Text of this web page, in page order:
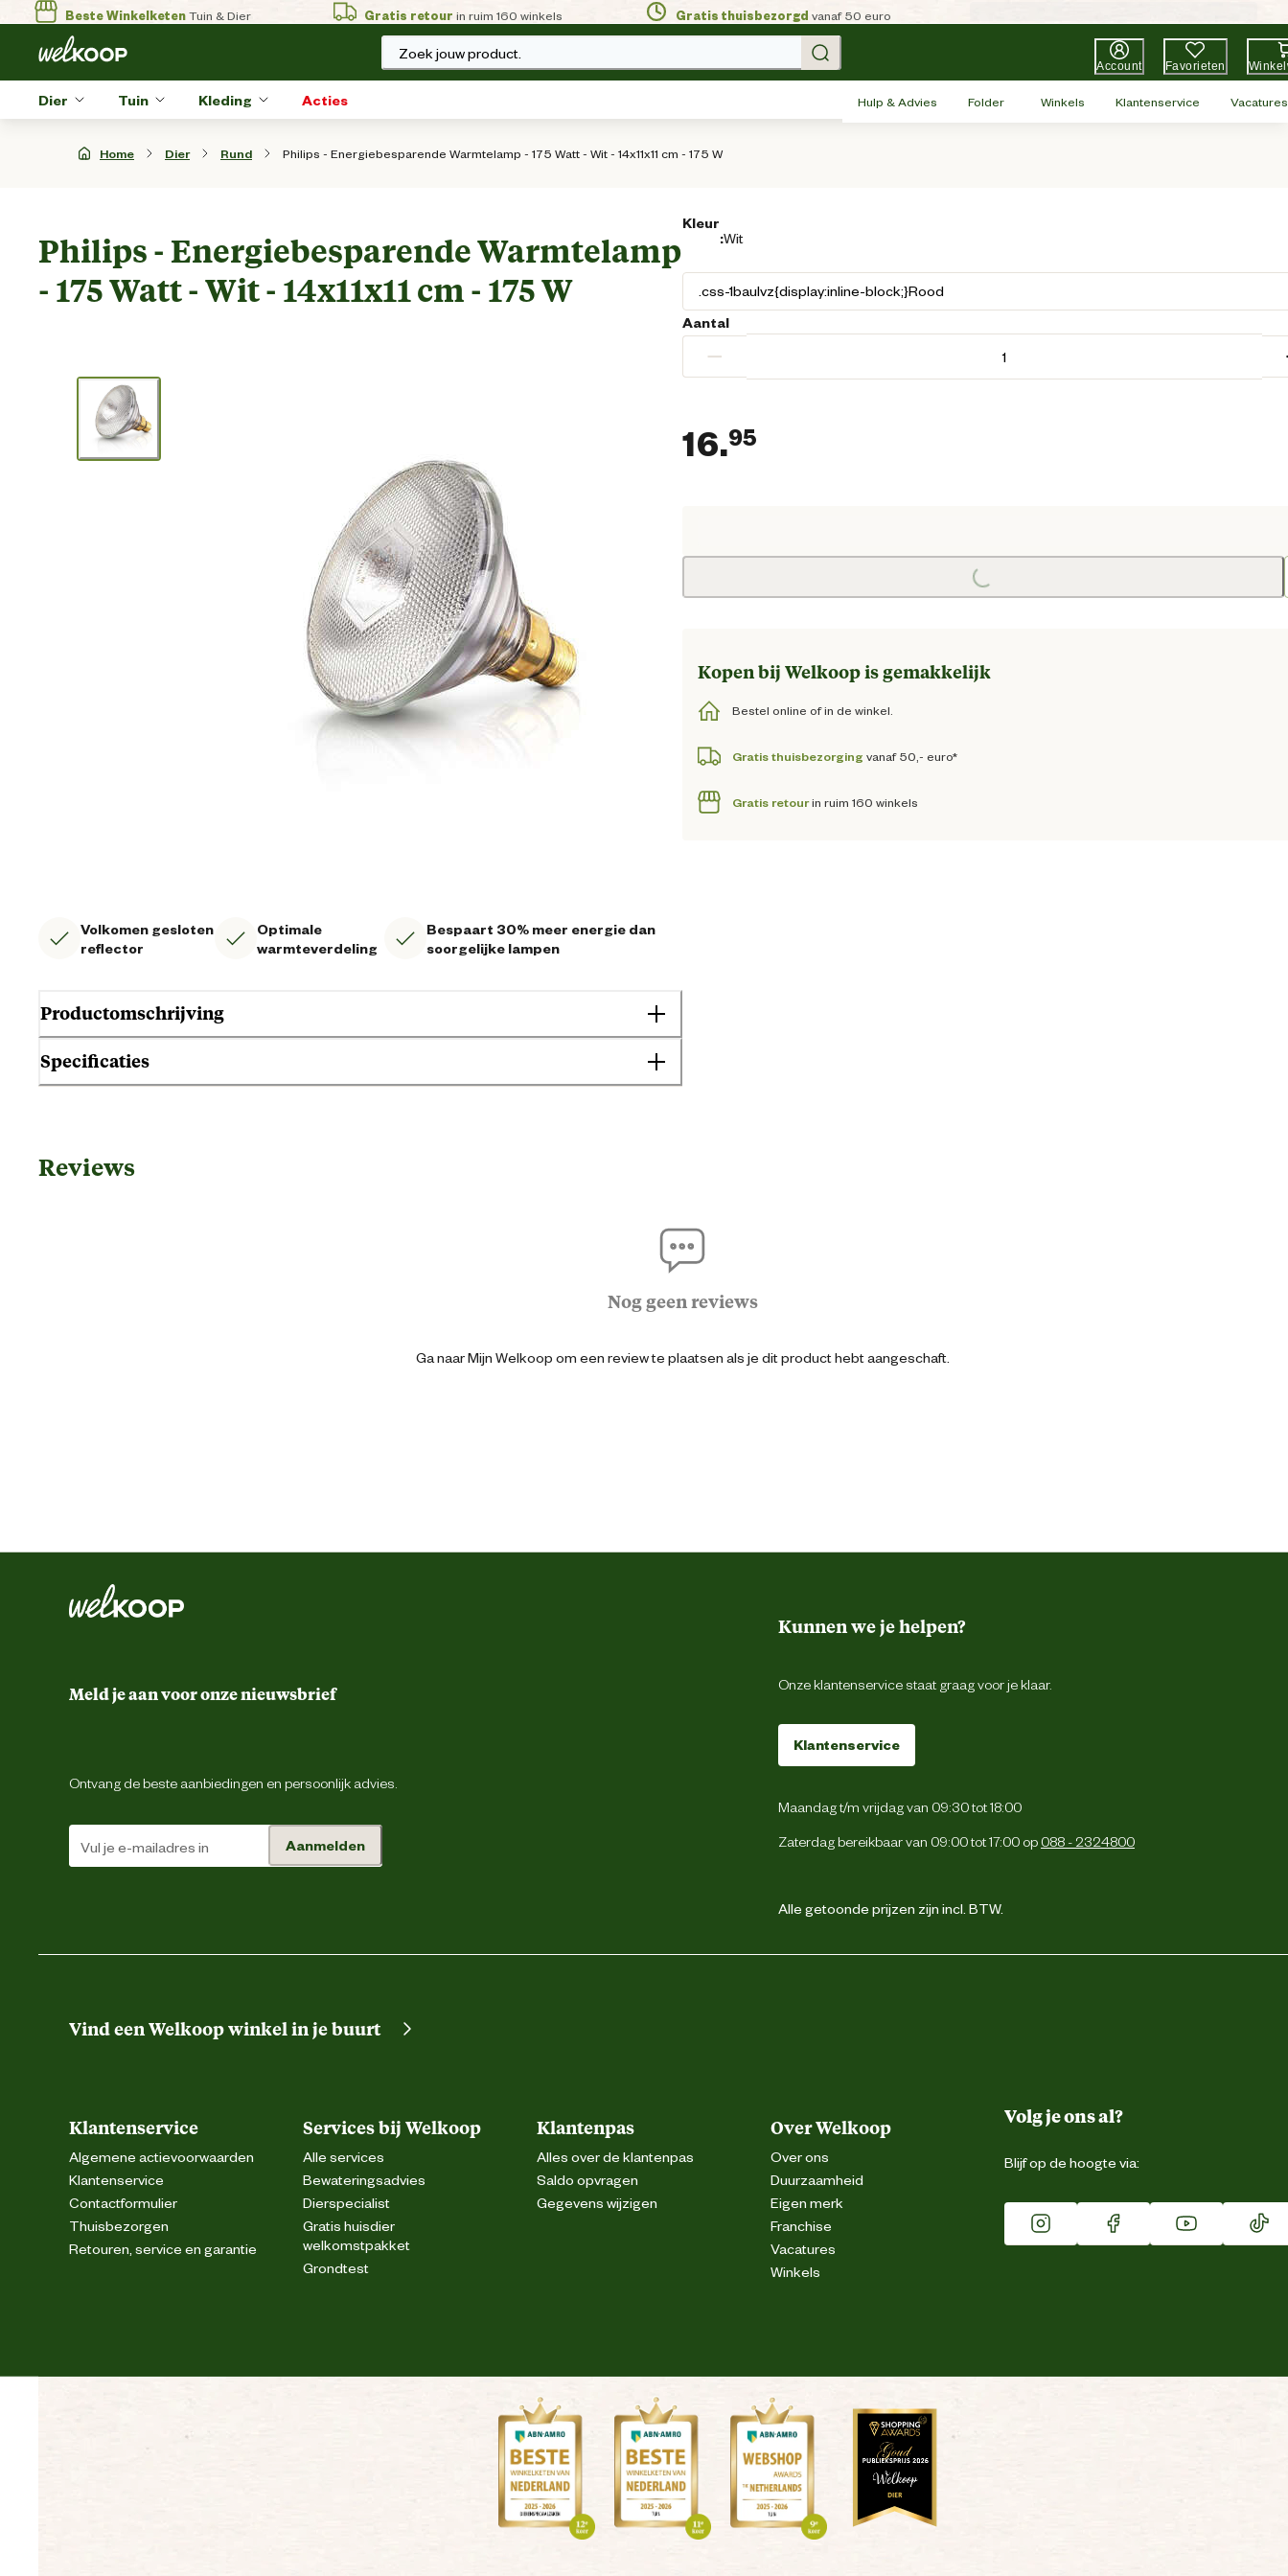
Beste WinkelketenTuin & Dier Gratis retour in ruim 160 winkels Gratis thuisbezorgd vanaf 50 euro
Zoek jouw product.
Account Favorieten
Dier Tuin Kleding Acties Hulp & Advies Folder Winkels Klantenservice Vacatures
Home Dier Rund Philips - Energiebesparende Warmtelamp - 175 Watt - Wit - 14x11x11 cm - 175 W
Philips - Energiebesparende Warmtelamp
- 175 Watt - Wit - 14x11x11 cm - 175 W
Volkomen gesloten
reflector
Optimale
warmteverdeling
Bespaart 30% meer energie dan
soorgelijke lampen
Productomschrijving
Specificaties
8711500115799
Kleur detail
Vermogen
Kleur
:Wit
Aantal
−
16.95
Loading...
Kopen bij Welkoop is gemakkelijk
Bestel online of in de winkel.
Gratis thuisbezorging vanaf 50,- euro*
Gratis retourin ruim 160 winkels
Reviews
Nog geen reviews
Ga naar Mijn Welkoop om een review te plaatsen als je dit product hebt aangeschaft.
Meld je aan voor onze nieuwsbrief
Ontvang de beste aanbiedingen en persoonlijk advies.
Aanmelden
Kunnen we je helpen?
Onze klantenservice staat graag voor je klaar.
Klantenservice
Maandag t/m vrijdag van 09:30 tot 18:00
Zaterdag bereikbaar van 09:00 tot 17:00 op 088 - 2324800
Alle getoonde prijzen zijn incl. BTW.
Vind een Welkoop winkel in je buurt
Klantenservice
Algemene actievoorwaarden
Klantenservice
Contactformulier
Thuisbezorgen
Retouren, service en garantie
Services bij Welkoop
Alle services
Bewateringsadvies
Dierspecialist
Gratis huisdier
welkomstpakket
Grondtest
Klantenpas
Alles over de klantenpas
Saldo opvragen
Gegevens wijzigen
Over Welkoop
Over ons
Duurzaamheid
Eigen merk
Franchise
Vacatures
Winkels
Volg je ons al?
Blijf op de hoogte via: